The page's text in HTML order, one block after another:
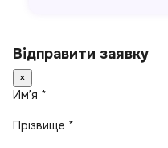
Відправити заявку
×
Имʼя *
Прізвище *